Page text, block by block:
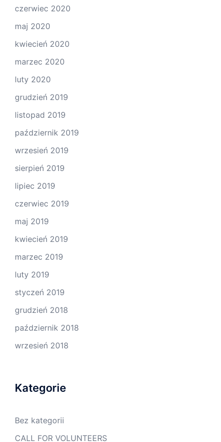
czerwiec 2020
maj 2020
kwiecień 2020
marzec 2020
luty 2020
grudzień 2019
listopad 2019
październik 2019
wrzesień 2019
sierpień 2019
lipiec 2019
czerwiec 2019
maj 2019
kwiecień 2019
marzec 2019
luty 2019
styczeń 2019
grudzień 2018
październik 2018
wrzesień 2018
Kategorie
Bez kategorii
CALL FOR VOLUNTEERS